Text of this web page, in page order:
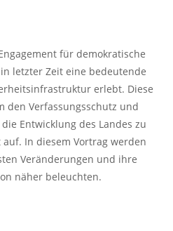
für demokratische
letzter Zeit eine bedeutende
erlebt. Diese
den Verfassungsschutz und
Entwicklung des Landes zu
In diesem Vortrag werden
Veränderungen und ihre
näher beleuchten.